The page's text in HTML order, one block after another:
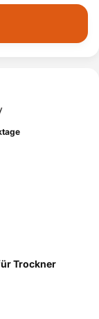
Trockner